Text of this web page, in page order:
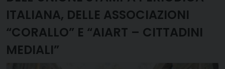
ITALIANA, DELLE ASSOCIAZIONI
“CORALLO” E “AIART – CITTADINI
MEDIALI”